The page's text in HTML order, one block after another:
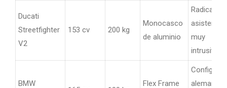
Ducati
Streetfighter
V2
153 cv 200 kg
Monocasco
de aluminio
Radical,
muy
intrusivas
BMW
Flex Frame
alemana,